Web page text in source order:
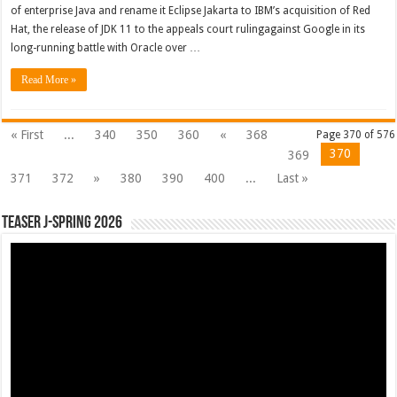
of enterprise Java and rename it Eclipse Jakarta to IBM’s acquisition of Red
Hat, the release of JDK 11 to the appeals court rulingagainst Google in its
long-running battle with Oracle over …
Read More »
Page 370 of 576
« First ... 340 350 360 «
368
369
370
371
372 » 380 390 400 ... Last »
Teaser J-Spring 2026